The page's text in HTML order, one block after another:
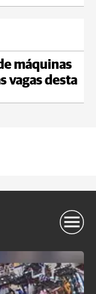
máquinas
vagas desta